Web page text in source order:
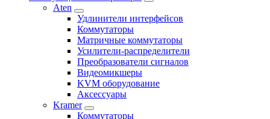
Aten
Удлинители интерфейсов
Коммутаторы
Матричные коммутаторы
Усилители-распределители
Преобразователи сигналов
Видеомикшеры
KVM оборудование
Аксессуары
Kramer
Коммутаторы